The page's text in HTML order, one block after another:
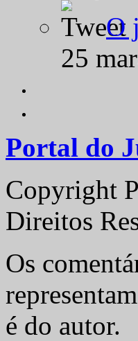
O
25
Portal do
Copyright
Direitos
Os
é do autor.